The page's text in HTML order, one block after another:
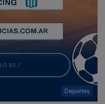
Deportes